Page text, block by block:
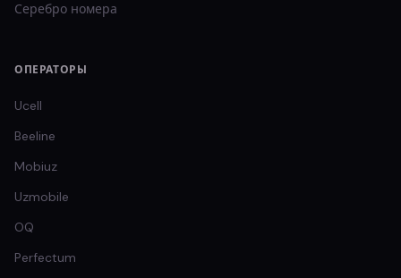
Серебро номера
ОПЕРАТОРЫ
Ucell
Beeline
Mobiuz
Uzmobile
OQ
Perfectum